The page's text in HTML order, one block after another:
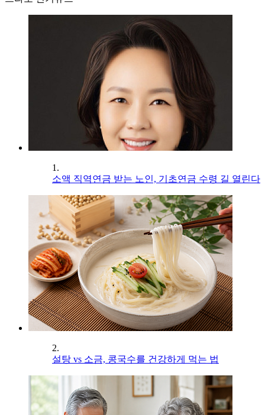
1.
소액 직역연금 받는 노인, 기초연금 수령 길 열린다
2.
설탕 vs 소금, 콩국수를 건강하게 먹는 법